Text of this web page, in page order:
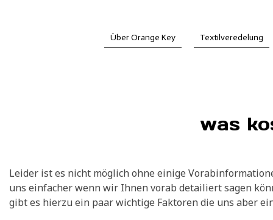
Über Orange Key Textilveredelung
was
Leider ist es nicht möglich ohne einige
uns einfacher wenn wir Ihnen vorab detailiert sagen
gibt es hierzu ein paar wichtige Faktoren die uns aber